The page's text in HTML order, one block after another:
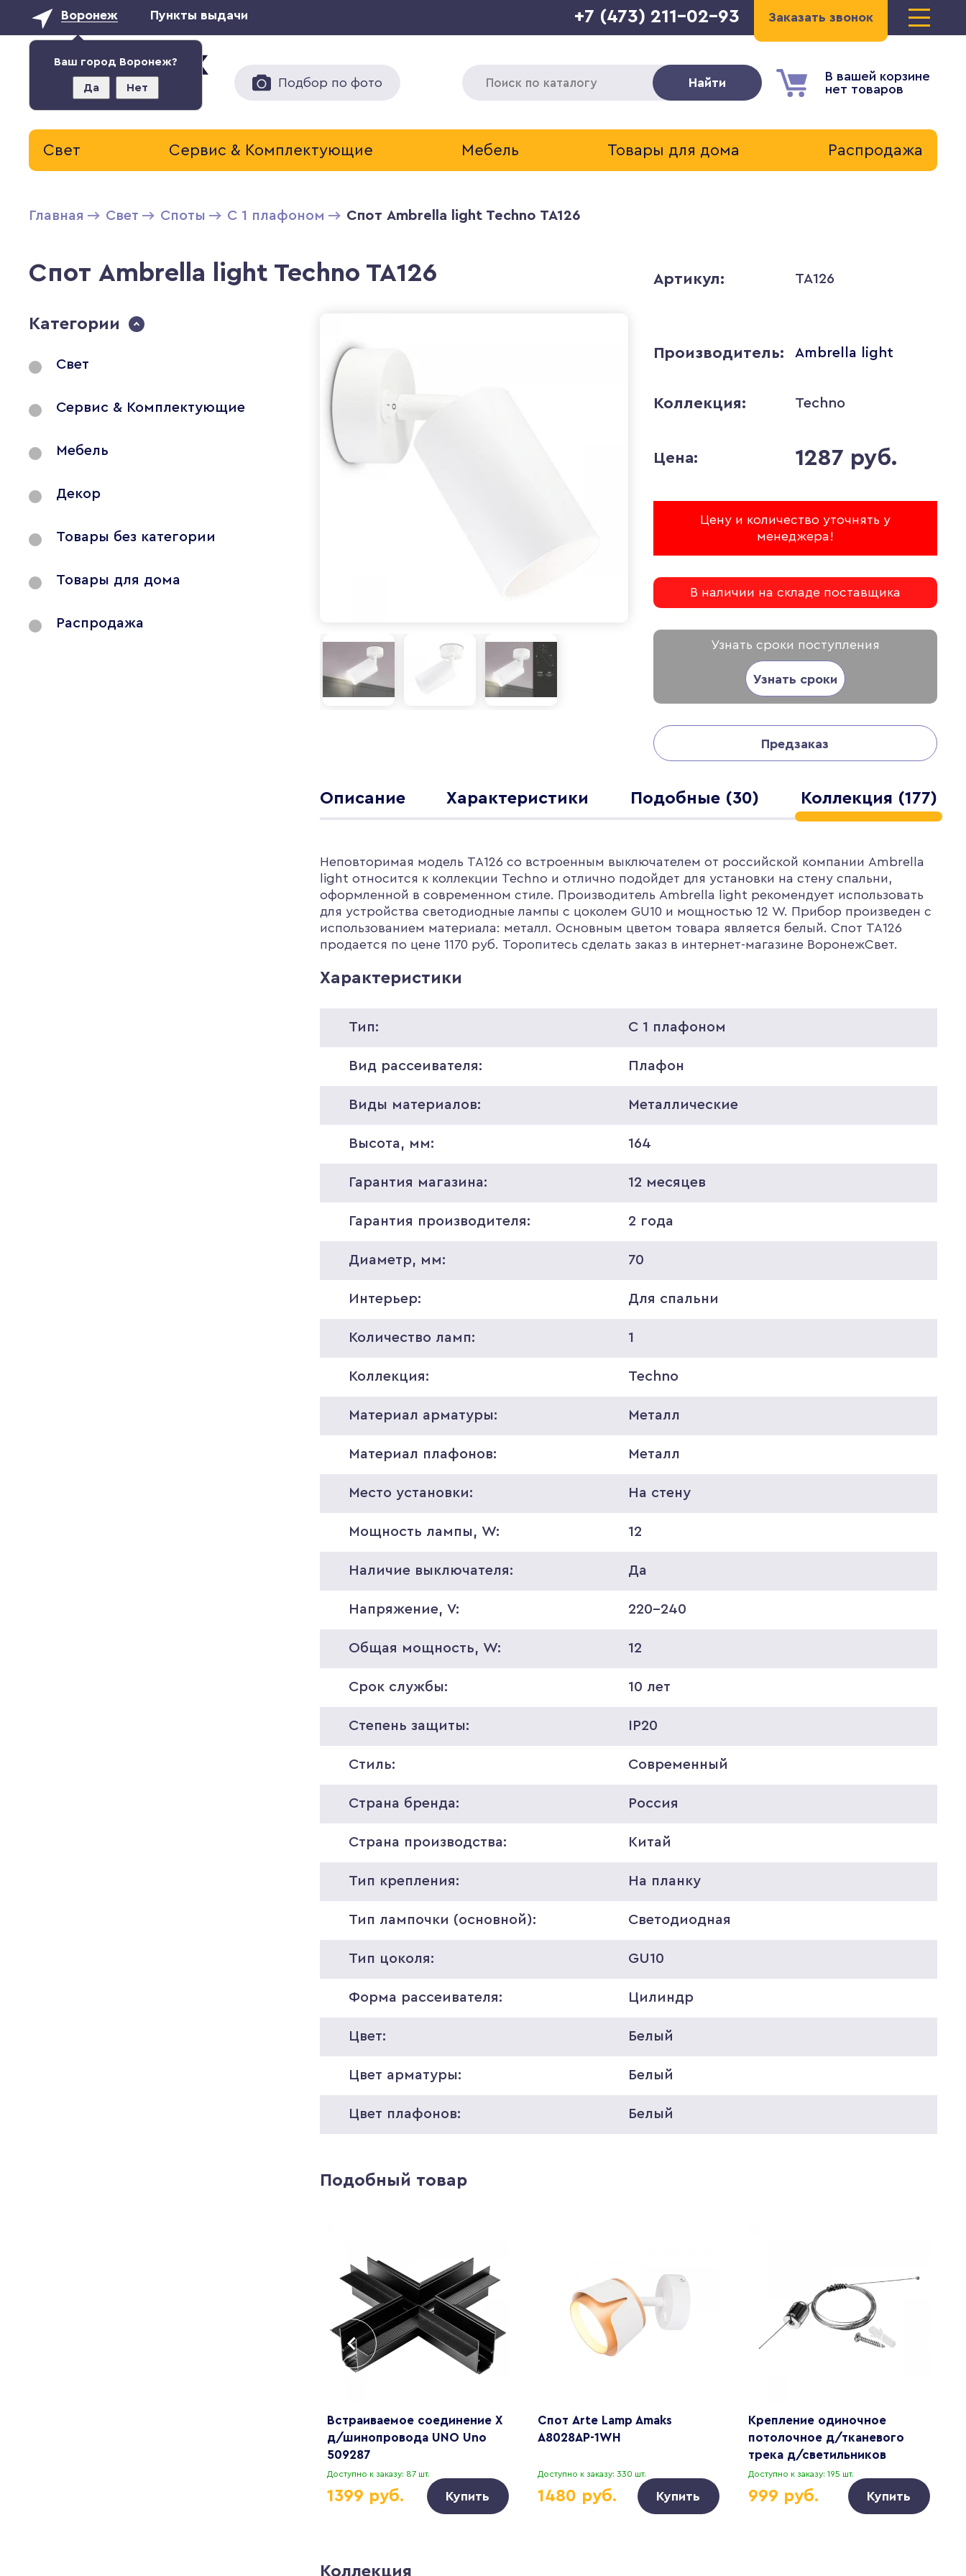
Воронеж
Ваш город Воронеж?
Да Нет
Пункты выдачи Заказать звонок
+7 (473) 211-02-93
Подбор по фото
В вашей корзине
нет товаров
Найти
Свет Сервис & Комплектующие Мебель Товары для дома Распродажа
Главная Свет Cпоты С 1 плафоном Спот Ambrella light Techno TA126
Спот Ambrella light Techno TA126
Категории
Свет
Сервис & Комплектующие
Мебель
Декор
Товары без категории
Товары для дома
Распродажа
Артикул: TA126
Производитель: Ambrella light
Коллекция: Techno
Цена: 1287 руб.
Цену и количество уточнять у
менеджера!
В наличии на складе поставщика
Узнать сроки поступления
Узнать сроки
Предзаказ
Описание Характеристики Подобные (30) Коллекция (177)
Неповторимая модель TA126 со встроенным выключателем от российской компании Ambrella
light относится к коллекции Techno и отлично подойдет для установки на стену спальни,
оформленной в современном стиле. Производитель Ambrella light рекомендует использовать
для устройства светодиодные лампы с цоколем GU10 и мощностью 12 W. Прибор произведен с
использованием материала: металл. Основным цветом товара является белый. Спот TA126
продается по цене 1170 руб. Торопитесь сделать заказ в интернет-магазине ВоронежСвет.
Характеристики
Тип: С 1 плафоном
Вид рассеивателя: Плафон
Виды материалов: Металлические
Высота, мм: 164
Гарантия магазина: 12 месяцев
Гарантия производителя: 2 года
Диаметр, мм: 70
Интерьер: Для спальни
Количество ламп: 1
Коллекция: Techno
Материал арматуры: Металл
Материал плафонов: Металл
Место установки: На стену
Мощность лампы, W: 12
Наличие выключателя: Да
Напряжение, V: 220-240
Общая мощность, W: 12
Срок службы: 10 лет
Степень защиты: IP20
Стиль: Современный
Страна бренда: Россия
Страна производства: Китай
Тип крепления: На планку
Тип лампочки (основной): Светодиодная
Тип цоколя: GU10
Форма рассеивателя: Цилиндр
Цвет: Белый
Цвет арматуры: Белый
Цвет плафонов: Белый
Подобный товар
Встраиваемое соединение Х
д/шинопровода UNO Uno
509287
Доступно к заказу: 87 шт.
1399 руб. Купить
Спот Arte Lamp Amaks
A8028AP-1WH
Доступно к заказу: 330 шт.
1480 руб. Купить
Крепление одиночное
потолочное д/тканевого
трека д/светильников
208xxx NOVE Nove 508970
Доступно к заказу: 195 шт.
999 руб. Купить
Коллекция